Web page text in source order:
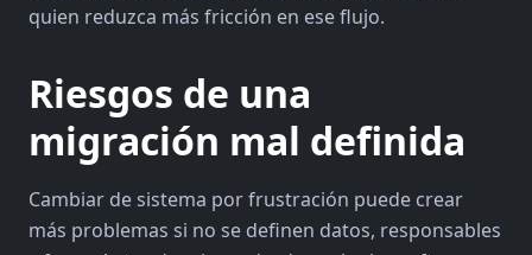
quien reduzca más fricción en ese flujo.
Riesgos de una
migración mal definida
Cambiar de sistema por frustración puede crear
más problemas si no se definen datos, responsables